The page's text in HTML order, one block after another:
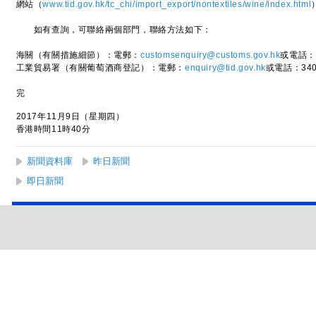
網站（www.tid.gov.hk/tc_chi/import_export/nontextiles/wine/index.html
如有查詢，可聯絡兩個部門，聯絡方法如下：
海關（有關措施細節）：電郵： customsenquiry@customs.gov.hk或電話
工業貿易署（有關葡萄酒商登記）：電郵： enquiry@tid.gov.hk或電話：
完
2017年11月9日（星期四）
香港時間11時40分
新聞資料庫
昨日新聞
即日新聞